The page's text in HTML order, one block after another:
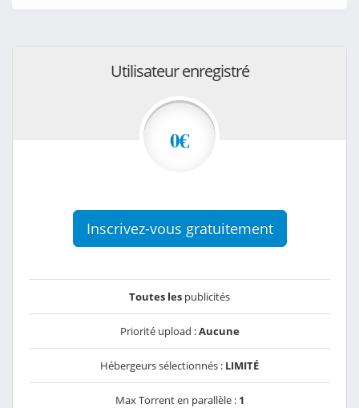
Utilisateur enregistré
0€
Inscrivez-vous gratuitement
Toutes les publicités
Priorité upload :Aucune
Hébergeurs sélectionnés : LIMITÉ
Max Torrent en parallèle : 1